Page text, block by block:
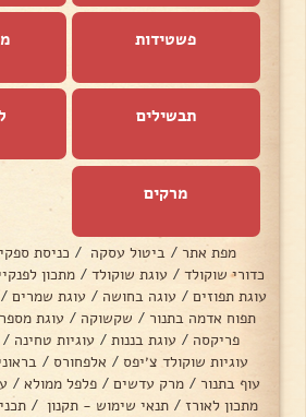
פשטידות
תבשילים
מרקים
מפת אתר / ביטול עסקה / כניסת
כדורי שוקולד / עוגת שוקולד / מתכון
עוגת תפוזים / עוגה בחושה / עוגת שמרים /
תפוח אדמה בתנור / שקשוקה / עוגת
פריקסה / עוגת בננות / עוגיות טחינה /
עוגיות שוקולד צ׳יפס / אלפחורס /
עוף בתנור / מרק עדשים / פלפל ממולא /
מתכון לאורז / תנאי שימוש - תקנון /